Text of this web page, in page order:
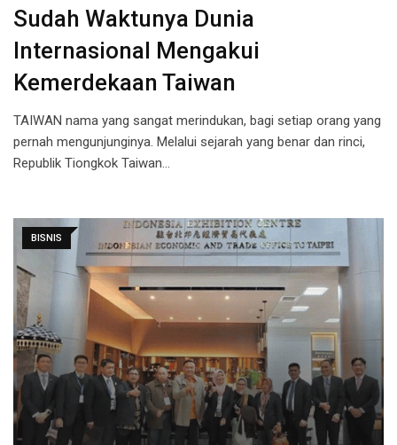
Sudah Waktunya Dunia
Internasional Mengakui
Kemerdekaan Taiwan
TAIWAN nama yang sangat merindukan, bagi setiap orang yang
pernah mengunjunginya. Melalui sejarah yang benar dan rinci,
Republik Tiongkok Taiwan…
BISNIS